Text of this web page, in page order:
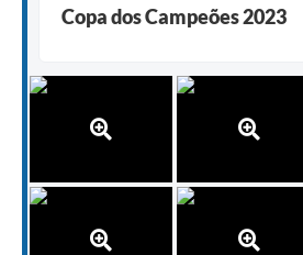
Copa dos Campeões 2023